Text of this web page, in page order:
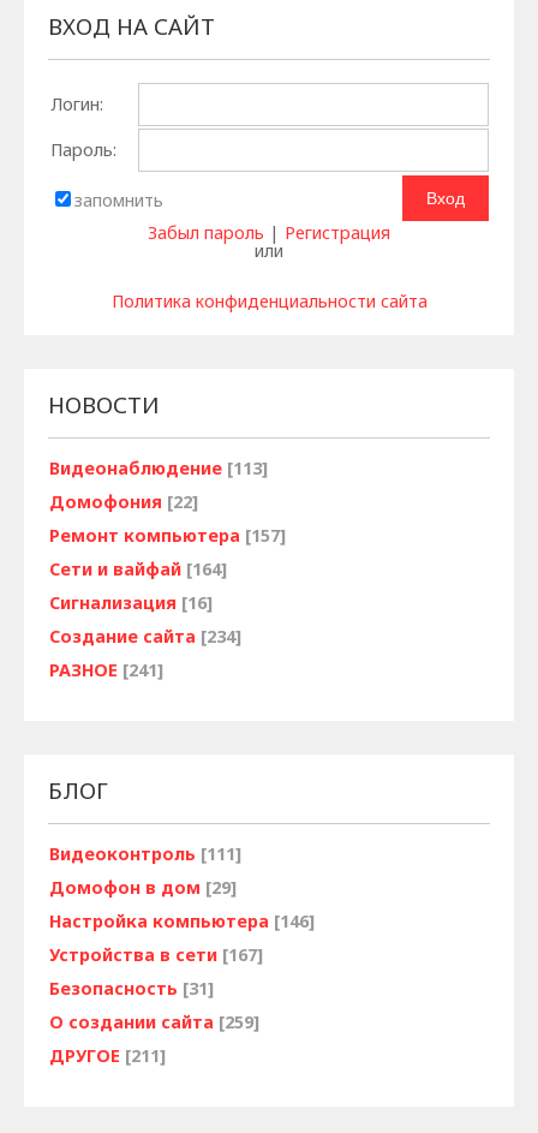
ВХОД НА САЙТ
Логин:
Пароль:
запомнить
Забыл пароль | Регистрация
или
Политика конфиденциальности сайта
НОВОСТИ
Видеонаблюдение [113]
Домофония [22]
Ремонт компьютера [157]
Сети и вайфай [164]
Сигнализация [16]
Создание сайта [234]
РАЗНОЕ [241]
БЛОГ
Видеоконтроль [111]
Домофон в дом [29]
Настройка компьютера [146]
Устройства в сети [167]
Безопасность [31]
О создании сайта [259]
ДРУГОЕ [211]